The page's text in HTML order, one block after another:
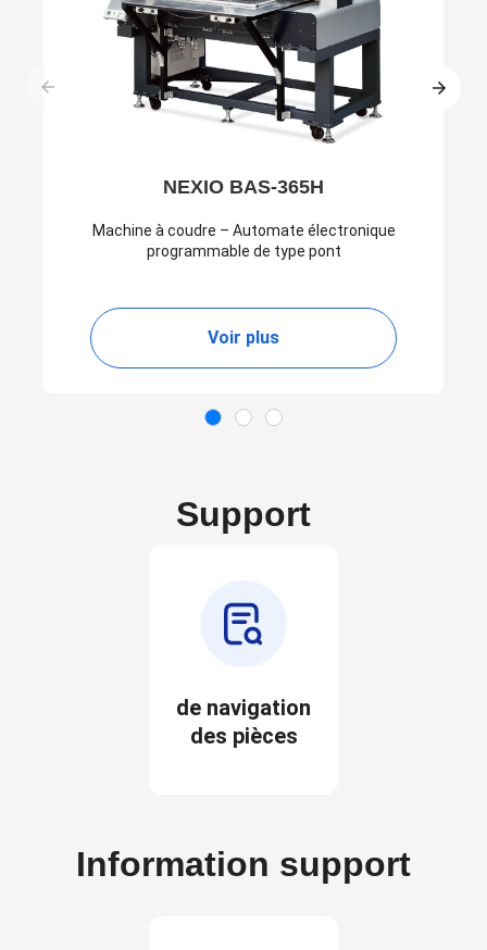
NEXIO BAS-365H
Machine à coudre – Automate électronique
programmable de type pont
Voir plus
Support
de navigation
des pièces
Information support